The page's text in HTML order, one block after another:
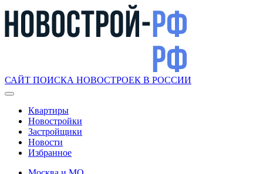
САЙТ ПОИСКА НОВОСТРОЕК В РОССИИ
Квартиры
Новостройки
Застройщики
Новости
Избранное